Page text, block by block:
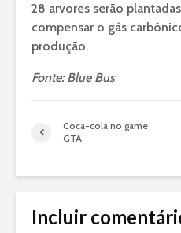
28 arvores serão
compensar o gás
produção.
Fonte: Blue Bus
Coca-cola no game
GTA
Incluir